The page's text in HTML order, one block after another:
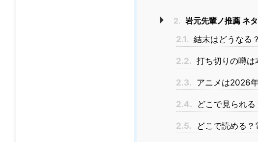
2. 岩元先輩ノ推薦 ネ
2.1. 結末はどうなる
2.2. 打ち切りの噂は
2.3. アニメは2026
2.4. どこで見られる
2.5. どこで読める